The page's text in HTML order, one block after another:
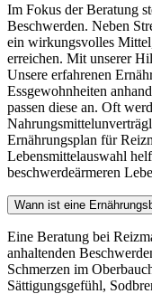
Im Fokus der Beratung
Beschwerden. Neben
ein wirkungsvolles
erreichen. Mit unserer
Unsere erfahrenen
Essgewohnheiten
passen diese an. Oft
Ernährungsplan für
Lebensmittelauswahl
beschwerdeärmeren
Wann ist eine
Eine Beratung bei
anhaltenden
Schmerzen im
Sättigungsgefühl,